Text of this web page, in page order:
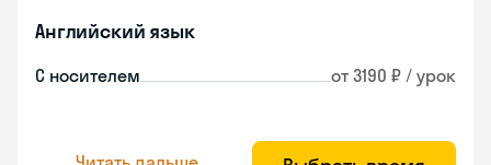
Английский язык
С носителем от 3190 ₽ / урок